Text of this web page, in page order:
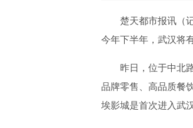
楚天都市报讯（
今年下半年，武汉将
昨日，位于中北
品牌零售、高品质餐
埃影城是首次进入武汉